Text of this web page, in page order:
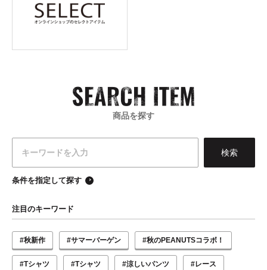
商品を探す
条件を指定して探す
注目のキーワード
#秋新作 #サマーバーゲン #秋のPEANUTSコラボ！
#Tシャツ #Tシャツ #涼しいパンツ #レース